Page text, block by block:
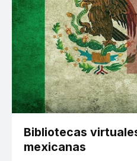
Bibliotecas
mexicanas